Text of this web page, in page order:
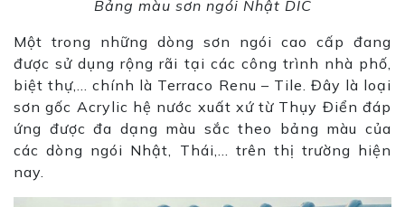
Bảng màu sơn ngói Nhật DIC
Một trong những dòng sơn ngói cao cấp đang
được sử dụng rộng rãi tại các công trình nhà phố,
biệt thự,… chính là Terraco Renu – Tile. Đây là loại
sơn gốc Acrylic hệ nước xuất xứ từ Thụy Điển đáp
ứng được đa dạng màu sắc theo bảng màu của
các dòng ngói Nhật, Thái,… trên thị trường hiện
nay.